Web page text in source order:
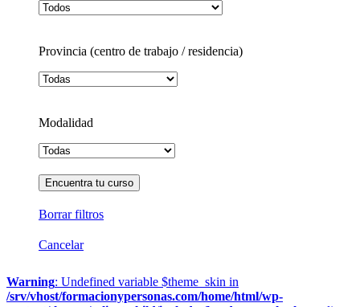
Provincia (centro de trabajo / residencia)
Modalidad
Borrar filtros
Cancelar
Warning: Undefined variable $theme_skin in
/srv/vhost/formacionypersonas.com/home/html/wp-